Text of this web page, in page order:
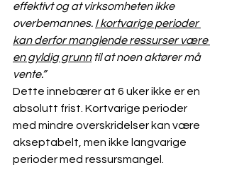
effektivt og at virksomheten ikke
overbemannes. I kortvarige perioder
kan derfor manglende ressurser være
en gyldig grunn til at noen aktører må
vente.”
Dette innebærer at 6 uker ikke er en
absolutt frist. Kortvarige perioder
med mindre overskridelser kan være
akseptabelt, men ikke langvarige
perioder med ressursmangel.